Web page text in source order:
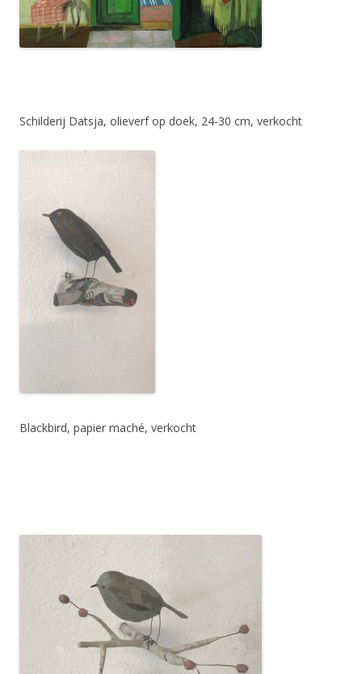
Schilderij Datsja, olieverf op doek, 24-30 cm, verkocht
Blackbird, papier maché, verkocht